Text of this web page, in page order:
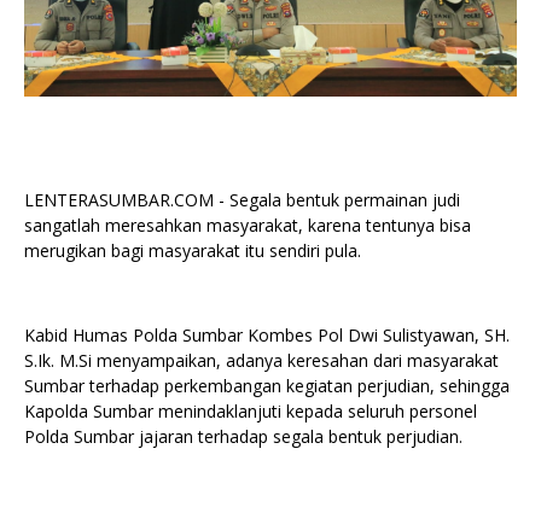
LENTERASUMBAR.COM - Segala bentuk permainan judi
sangatlah meresahkan masyarakat, karena tentunya bisa
merugikan bagi masyarakat itu sendiri pula.
Kabid Humas Polda Sumbar Kombes Pol Dwi Sulistyawan, SH.
S.Ik. M.Si menyampaikan, adanya keresahan dari masyarakat
Sumbar terhadap perkembangan kegiatan perjudian, sehingga
Kapolda Sumbar menindaklanjuti kepada seluruh personel
Polda Sumbar jajaran terhadap segala bentuk perjudian.